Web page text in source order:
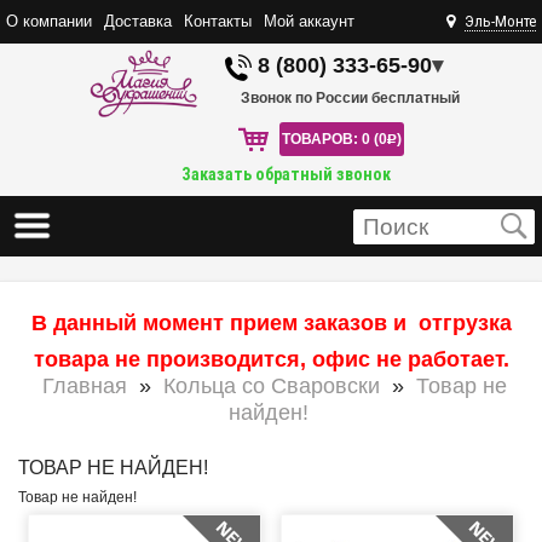
О компании Доставка Контакты Мой аккаунт Эль-Монте
8 (800) 333-65-90▾
Звонок по России бесплатный
ТОВАРОВ: 0 (0R)
Заказать обратный звонок
В данный момент прием заказов и отгрузка
товара не производится, офис не работает.
Главная » Кольца со Сваровски » Товар не
найден!
ТОВАР НЕ НАЙДЕН!
Товар не найден!